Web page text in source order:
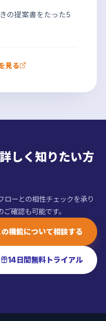
の提案書をたった5
見る
しく知りたい方
ローとの相性チェックを承り
確認も可能です。
の機能について相談する
14日間無料トライアル